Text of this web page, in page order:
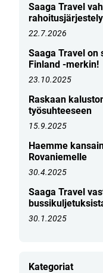
Saaga Travel
22.7.2026
Saaga Travel on
Finland -merkin!
23.10.2025
Raskaan
työsuhteeseen
15.9.2025
Haemme
Rovaniemelle
30.4.2025
Saaga Travel
30.1.2025
Kategoriat